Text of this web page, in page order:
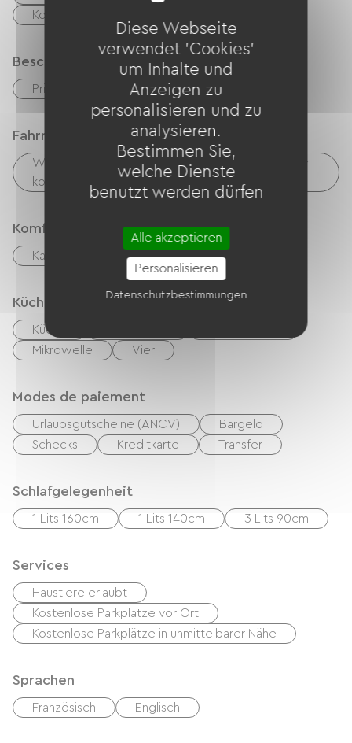
liegt in einem ruhigen Dorf, unweit schöner
Wanderwege in den Bergen.
Kostenloses WLAN
Beschreibung
Privates, umzäuntes Gelände
Fahrradannahme
Wäschemöglichkeiten vorhanden (kostenlos oder
kostenpflichtig)
Komfort
Kamin Essbereich im Freien
Küche
Küche
Mikrowelle
Vier
Modes de paiement
Urlaubsgutscheine (ANCV)
Bargeld
Schecks
Kreditkarte Transfer
Schlafgelegenheit
1 Lits 160cm 1 Lits 140cm 3 Lits 90cm
Services
Haustiere erlaubt
Kostenlose Parkplätze vor Ort
Kostenlose Parkplätze in unmittelbarer Nähe
Sprachen
Französisch Englisch
Diese Webseite
verwendet 'Cookies'
um Inhalte und
Anzeigen zu
personalisieren und zu
analysieren.
Bestimmen Sie,
welche Dienste
benutzt werden dürfen
Alle akzeptieren
Personalisieren
Datenschutzbestimmungen